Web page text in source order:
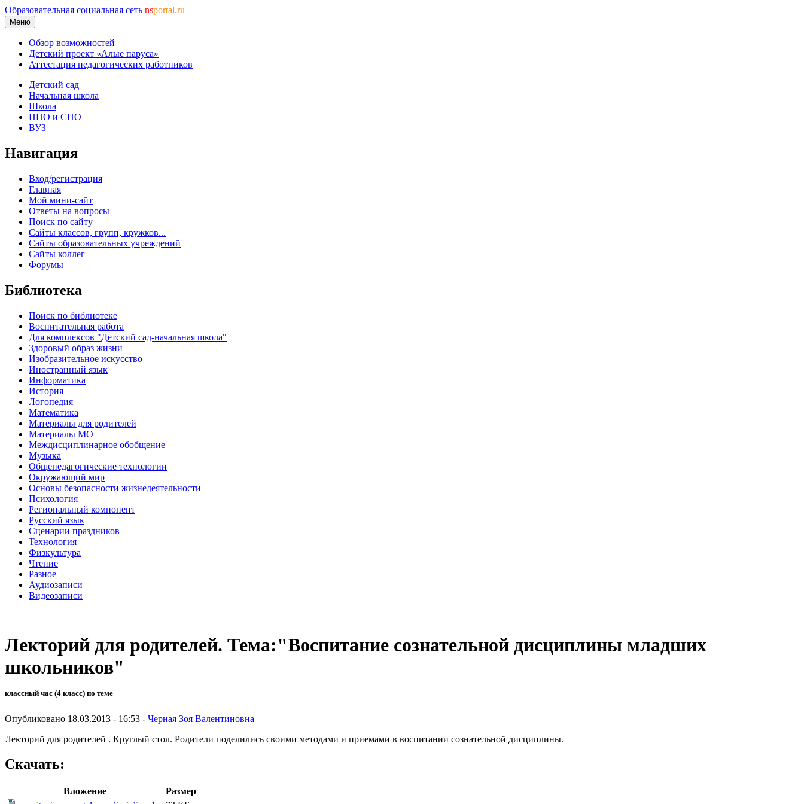
Образовательная социальная сеть nsportal.ru
Меню
Обзор возможностей
Детский проект «Алые паруса»
Аттестация педагогических работников
Детский сад
Начальная школа
Школа
НПО и СПО
ВУЗ
Навигация
Вход/регистрация
Главная
Мой мини-сайт
Ответы на вопросы
Поиск по сайту
Сайты классов, групп, кружков...
Сайты образовательных учреждений
Сайты коллег
Форумы
Библиотека
Поиск по библиотеке
Воспитательная работа
Для комплексов "Детский сад-начальная школа"
Здоровый образ жизни
Изобразительное искусство
Иностранный язык
Информатика
История
Логопедия
Математика
Материалы для родителей
Материалы МО
Междисциплинарное обобщение
Музыка
Общепедагогические технологии
Окружающий мир
Основы безопасности жизнедеятельности
Психология
Региональный компонент
Русский язык
Сценарии праздников
Технология
Физкультура
Чтение
Разное
Аудиозаписи
Видеозаписи
Лекторий для родителей. Тема:"Воспитание сознательной дисциплины младших
школьников"
классный час (4 класс) по теме
Опубликовано 18.03.2013 - 16:53 - Черная Зоя Валентиновна
Лекторий для родителей . Круглый стол. Родители поделились своими методами и приемами в воспитании сознательной дисциплины.
Скачать:
Вложение
Размер